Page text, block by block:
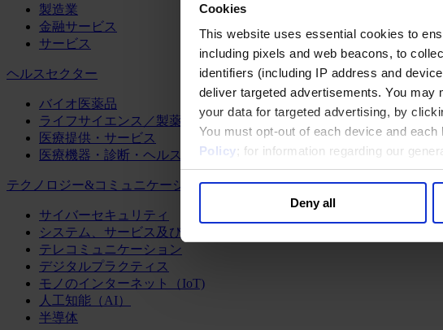
Cookies
This website uses essential cookies to
including pixels and web beacons, to
identifiers (including IP address and
deliver targeted advertisements. You
your data for targeted advertising, by
You must opt-out of each device and
Policy; for information regarding our
Deny all
製造業
金融サービス
サービス
ヘルスセクター
バイオ医薬品
ライフサイエンス／製薬
医療提供・サービス
医療機器・診断・ヘルスケアテクノロジー
テクノロジー&コミュニケーション
サイバーセキュリティ
システム、サービス及びソフトウェア
テレコミュニケーション
デジタルプラクティス
モノのインターネット（IoT)
人工知能（AI）
半導体